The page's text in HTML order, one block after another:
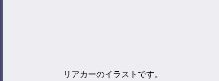
リアカーのイラストです。